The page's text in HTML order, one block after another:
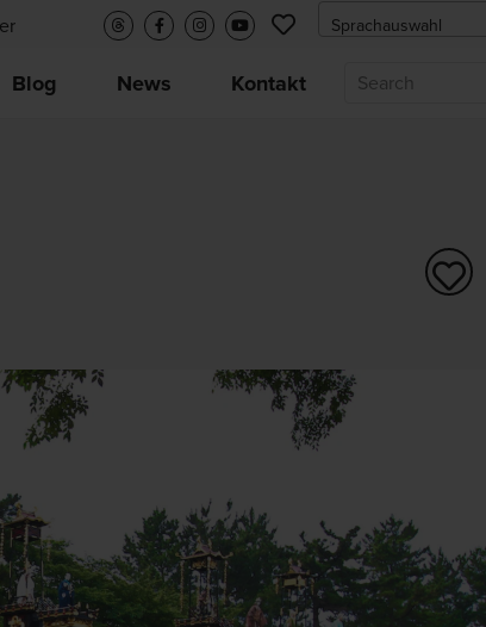
Blog News Kontakt